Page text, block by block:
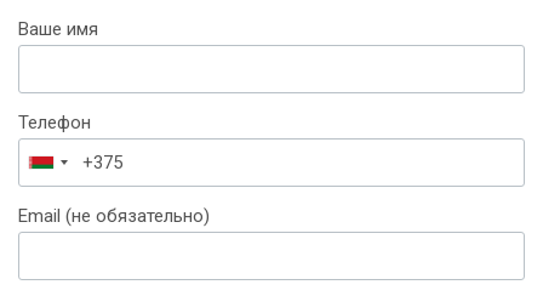
Ваше имя
Телефон
Беларусь
+375
Email (не обязательно)